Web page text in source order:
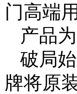
门高端
产品
破局
牌将原